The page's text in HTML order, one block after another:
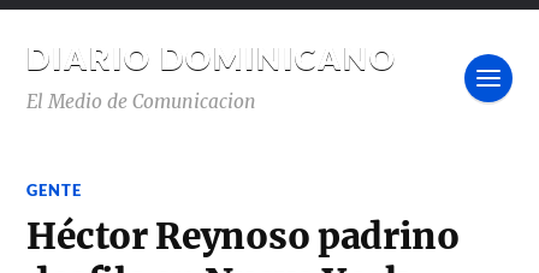
DIARIO DOMINICANO
El Medio de Comunicacion
GENTE
Héctor Reynoso padrino